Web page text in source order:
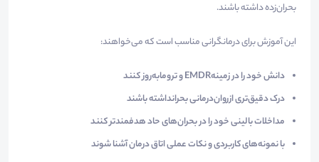
بحران‌زده داشته باشند.
این آموزش برای درمانگرانی مناسب است که می‌خواهند:
دانش خود را در زمینهEMDR و تروما
به‌روز کنند
درک دقیق‌تری ازروان‌درمانی بحرانداشته باشند
مداخلات بالینی خود را در بحران‌های حاد هدفمندتر کنند
با نمونه‌های کاربردی و نکات عملی اتاق درمان آشنا شوند